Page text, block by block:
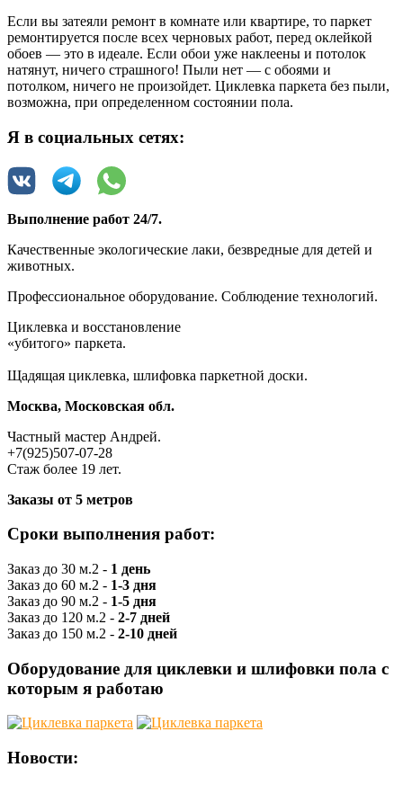
Если вы затеяли ремонт в комнате или квартире, то паркет
ремонтируется после всех черновых работ, перед оклейкой
обоев — это в идеале. Если обои уже наклеены и потолок
натянут, ничего страшного! Пыли нет — с обоями и
потолком, ничего не произойдет. Циклевка паркета без пыли,
возможна, при определенном состоянии пола.
Я в социальных сетях:
Выполнение работ 24/7.
Качественные экологические лаки, безвредные для детей и
животных.
Профессиональное оборудование. Соблюдение технологий.
Циклевка и восстановление
«убитого»‎ паркета.
Щадящая циклевка, шлифовка паркетной доски.
Москва, Московская обл.
Частный мастер Андрей.
+7(925)507-07-28
Стаж более 19 лет.
Заказы от 5 метров
Сроки выполнения работ:
Заказ до 30 м.2 - 1 день
Заказ до 60 м.2 - 1-3 дня
Заказ до 90 м.2 - 1-5 дня
Заказ до 120 м.2 - 2-7 дней
Заказ до 150 м.2 - 2-10 дней
Оборудование для циклевки и шлифовки пола с
которым я работаю
Новости: